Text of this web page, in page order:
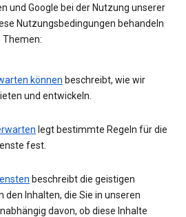
und Google bei der Nutzung unserer
Nutzungsbedingungen behandeln
können beschreibt, wie wir
und entwickeln.
legt bestimmte Regeln für die
fest.
beschreibt die geistigen
den Inhalten, die Sie in unseren
davon, ob diese Inhalte